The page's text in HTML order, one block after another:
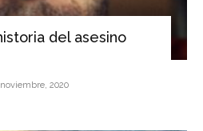
del asesino
2020